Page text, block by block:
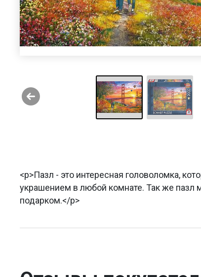
<p>Пазл - это интересная головоломка,
украшением в любой комнате. Так же
подарком.</p>